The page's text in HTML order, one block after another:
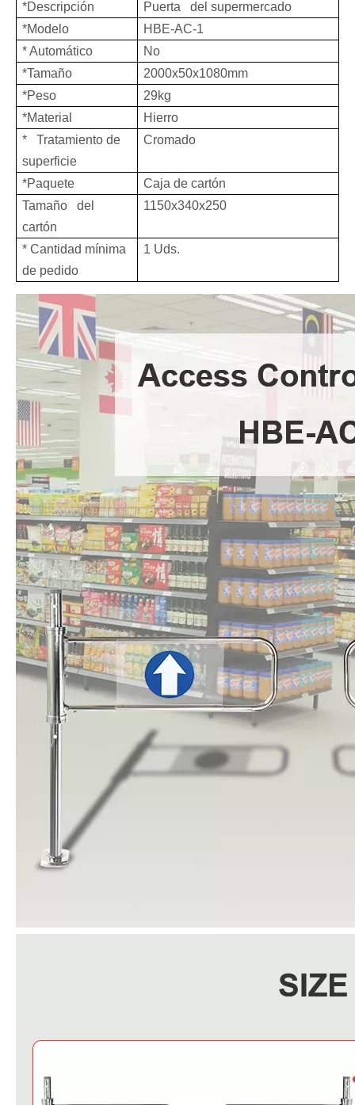
*Descripción
Puerta del supermercado
*Modelo
HBE-AC-1
* Automático
No
*Tamaño
2000x50x1080mm ​
*Peso
29kg
*Material
Hierro
* Tratamiento de
superficie
Cromado
*Paquete
Caja de cartón
Tamaño del
cartón
1150x340x250
* Cantidad mínima
de pedido
1 Uds.